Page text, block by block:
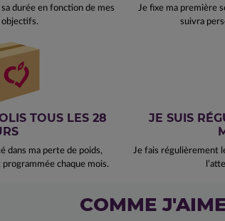
durée en fonction de mes
objectifs.
Je fixe ma première
suivra
TOUS LES 28
dans ma perte de poids,
programmée chaque mois.
JE SUIS
Je fais régulièrement
COMME